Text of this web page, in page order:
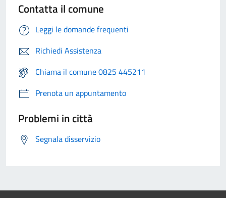
Contatta il comune
Leggi le domande frequenti
Richiedi Assistenza
Chiama il comune 0825 445211
Prenota un appuntamento
Problemi in città
Segnala disservizio